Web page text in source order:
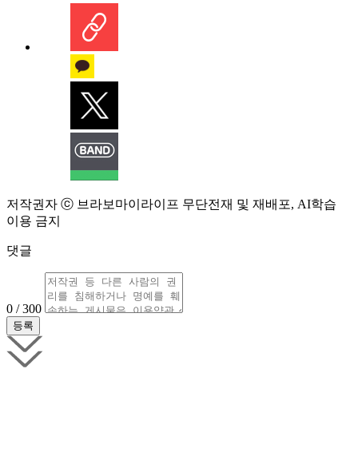
저작권자 ⓒ 브라보마이라이프 무단전재 및 재배포, AI학습
이용 금지
댓글
0 / 300